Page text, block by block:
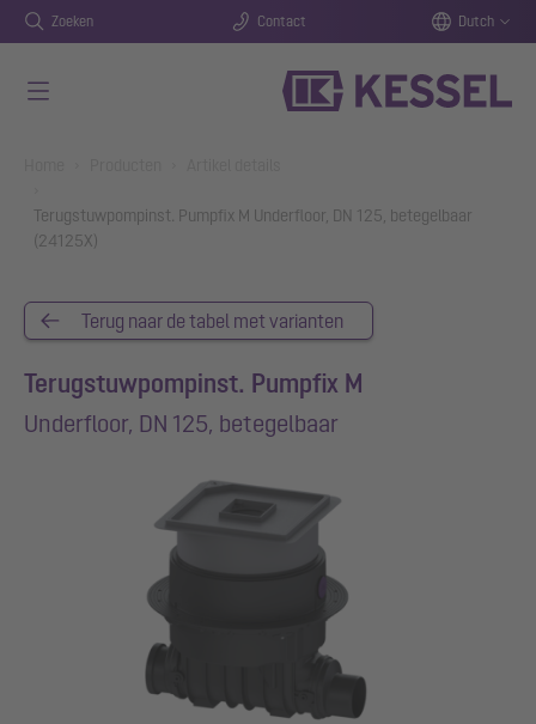
Zoeken Contact Dutch
Terugstuwpompinst. Pumpfix M Underfloor, DN 125, betegelbaar
(24125X)
Terug naar de tabel met varianten
Terugstuwpompinst. Pumpfix M
Underfloor, DN 125, betegelbaar